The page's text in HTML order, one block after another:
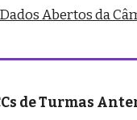
Dados Abertos da
de Turmas